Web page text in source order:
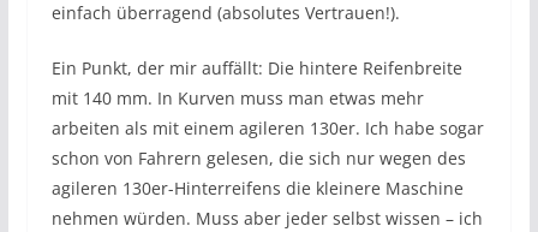
einfach überragend (absolutes Vertrauen!).
Ein Punkt, der mir auffällt: Die hintere Reifenbreite
mit 140 mm. In Kurven muss man etwas mehr
arbeiten als mit einem agileren 130er. Ich habe sogar
schon von Fahrern gelesen, die sich nur wegen des
agileren 130er-Hinterreifens die kleinere Maschine
nehmen würden. Muss aber jeder selbst wissen – ich